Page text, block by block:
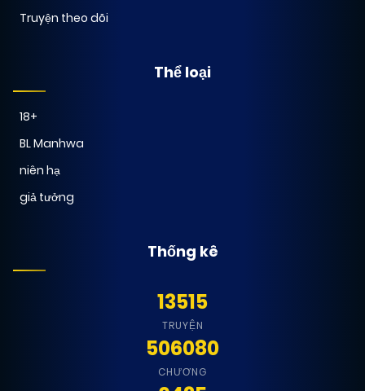
Truyện theo dõi
Thể loại
18+
BL Manhwa
niên hạ
giả tưởng
Thống kê
13515
TRUYỆN
506080
CHƯƠNG